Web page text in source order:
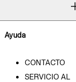
Ayuda
CONTACTO
SERVICIO AL